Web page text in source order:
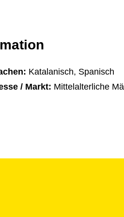
Katalanisch, Spanisch
/ Markt: Mittelalterliche